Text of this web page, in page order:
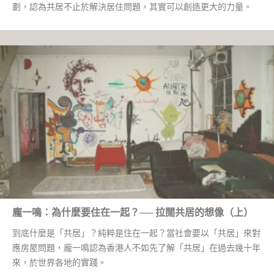
劃，認為共居不止於解決居住問題，其實可以創造更大的力量。
龐一鳴：為什麼要住在一起？── 拉闊共居的想像（上）
到底什麼是「共居」？純粹是住在一起？當社會要以「共居」來對
應房屋問題，龐一鳴認為香港人不如先了解「共居」在過去幾十年
來，於世界各地的實踐。